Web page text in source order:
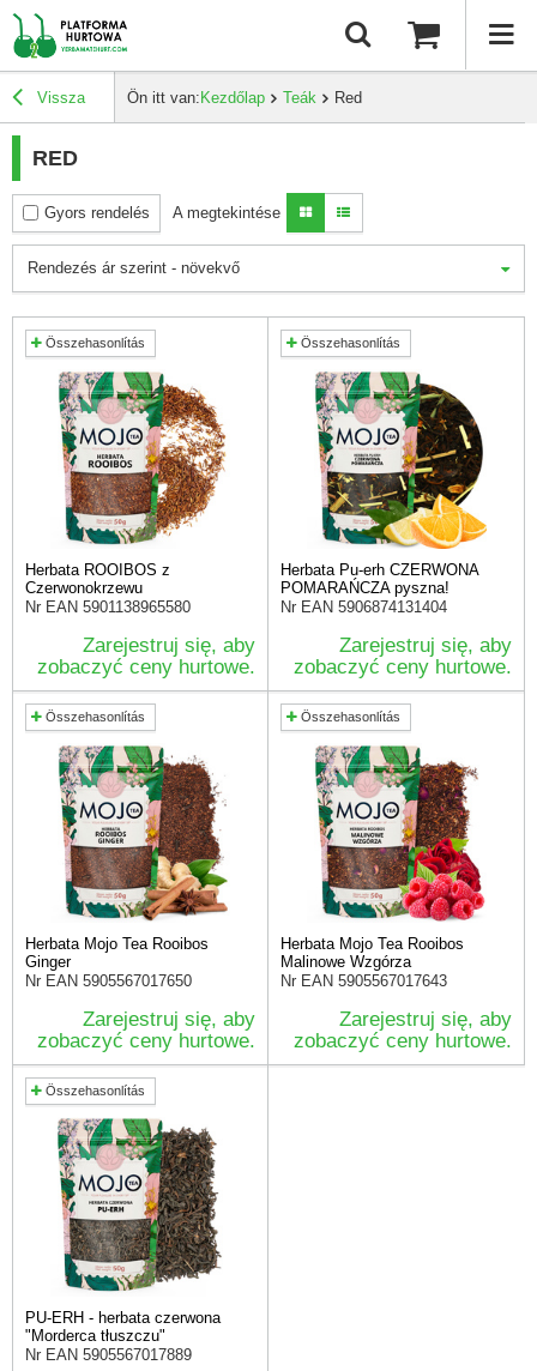
Vissza Ön itt van: Kezdőlap Teák Red
RED
Gyors rendelés A megtekintése
Rendezés ár szerint - növekvő
Összehasonlítás
Herbata ROOIBOS z
Czerwonokrzewu
Nr EAN 5901138965580
Zarejestruj się, aby
zobaczyć ceny hurtowe.
Összehasonlítás
Herbata Pu-erh CZERWONA
POMARAŃCZA pyszna!
Nr EAN 5906874131404
Zarejestruj się, aby
zobaczyć ceny hurtowe.
Összehasonlítás
Herbata Mojo Tea Rooibos
Ginger
Nr EAN 5905567017650
Zarejestruj się, aby
zobaczyć ceny hurtowe.
Összehasonlítás
Herbata Mojo Tea Rooibos
Malinowe Wzgórza
Nr EAN 5905567017643
Zarejestruj się, aby
zobaczyć ceny hurtowe.
Összehasonlítás
PU-ERH - herbata czerwona
"Morderca tłuszczu"
Nr EAN 5905567017889